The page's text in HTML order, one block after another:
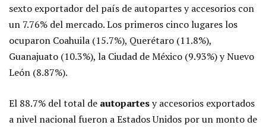
sexto exportador del país de autopartes y accesorios con
un 7.76% del mercado. Los primeros cinco lugares los
ocuparon Coahuila (15.7%), Querétaro (11.8%),
Guanajuato (10.3%), la Ciudad de México (9.93%) y Nuevo
León (8.87%).
El 88.7% del total de autopartesy accesorios exportados
a nivel nacional fueron a Estados Unidos por un monto de